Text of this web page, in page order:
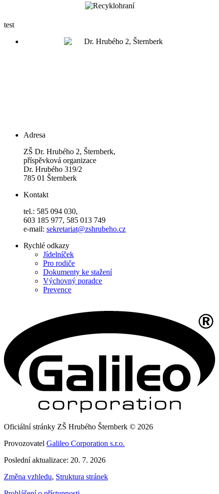
test
Adresa
ZŠ Dr. Hrubého 2, Šternberk,
příspěvková organizace
Dr. Hrubého 319/2
785 01 Šternberk
Kontakt
tel.: 585 094 030,
603 185 977, 585 013 749
e-mail: sekretariat@zshrubeho.cz
Rychlé odkazy
Jídelníček
Pro rodiče
Dokumenty ke stažení
Výchovný poradce
Prevence
Oficiální stránky ZŠ Hrubého Šternberk © 2026
Provozovatel Galileo Corporation s.r.o.
Poslední aktualizace: 20. 7. 2026
Změna vzhledu, Struktura stránek